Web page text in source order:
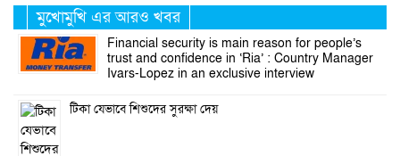
মুখোমুখি এর আরও খবর
Financial security is main reason for people’s
trust and confidence in ‘Ria’ : Country Manager
Ivars-Lopez in an exclusive interview
টিকা যেভাবে শিশুদের সুরক্ষা দেয়